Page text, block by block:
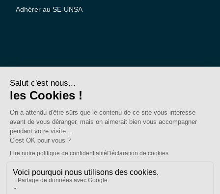
Adhérer au SE-UNSA
SE-Unsa est un syndicat de l’UNSA
Politique de confidentialité